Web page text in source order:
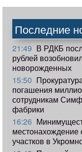
Последние
21:49 В РДКБ
рублей
новорожденных
15:50
погашения
сотрудникам
фабрики
16:26
местонахождение
участков в